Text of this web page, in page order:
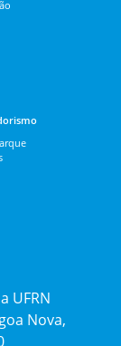
UFRN
Nova,